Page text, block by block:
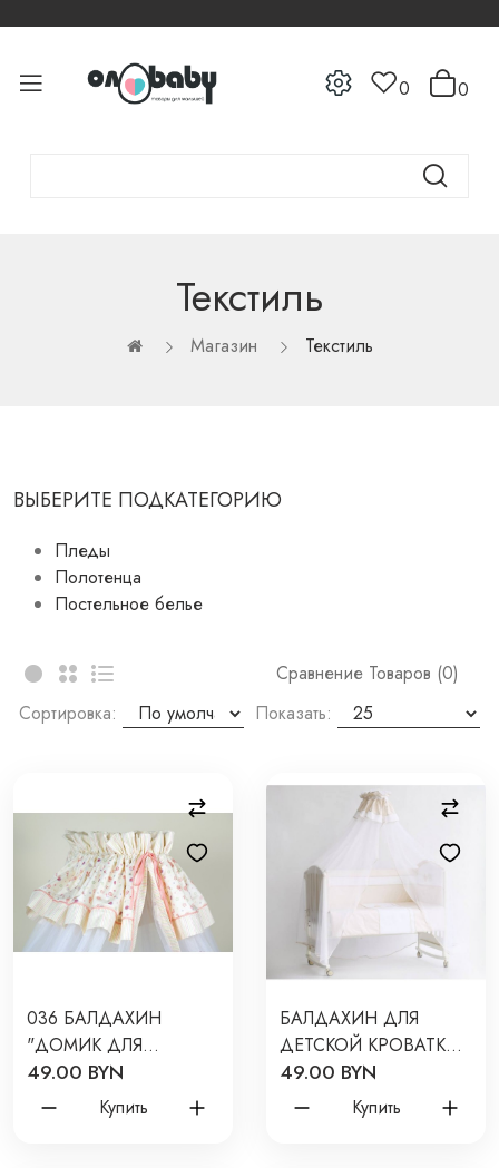
0 0
Текстиль
Магазин Текстиль
ВЫБЕРИТЕ ПОДКАТЕГОРИЮ
Пледы
Полотенца
Постельное белье
Сравнение Товаров (0)
Сортировка:
Показать:
036 БАЛДАХИН
"ДОМИК ДЛЯ
ПТИЧКИ" 036
49.00 BYN
Купить
БАЛДАХИН ДЛЯ
ДЕТСКОЙ КРОВАТКИ
"ПРОГУЛКА" ЦВЕТ:
БЕЖЕВЫЙ 026/4
49.00 BYN
Купить